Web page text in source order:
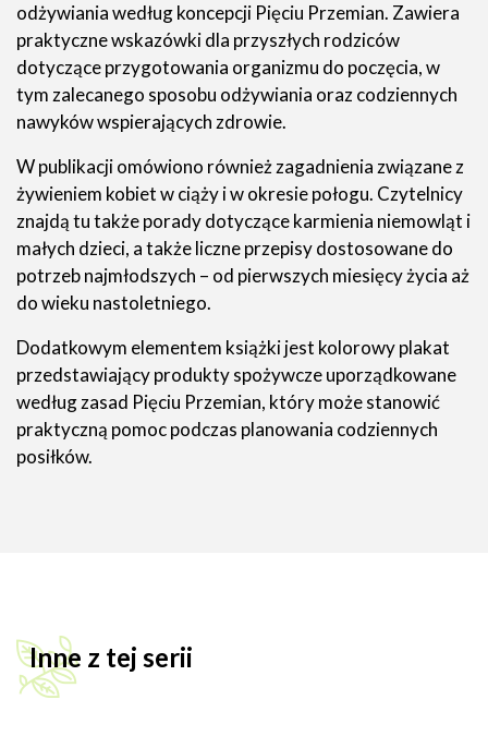
odżywiania według koncepcji Pięciu Przemian. Zawiera
praktyczne wskazówki dla przyszłych rodziców
dotyczące przygotowania organizmu do poczęcia, w
tym zalecanego sposobu odżywiania oraz codziennych
nawyków wspierających zdrowie.
W publikacji omówiono również zagadnienia związane z
żywieniem kobiet w ciąży i w okresie połogu. Czytelnicy
znajdą tu także porady dotyczące karmienia niemowląt i
małych dzieci, a także liczne przepisy dostosowane do
potrzeb najmłodszych – od pierwszych miesięcy życia aż
do wieku nastoletniego.
Dodatkowym elementem książki jest kolorowy plakat
przedstawiający produkty spożywcze uporządkowane
według zasad Pięciu Przemian, który może stanowić
praktyczną pomoc podczas planowania codziennych
posiłków.
Inne z tej serii